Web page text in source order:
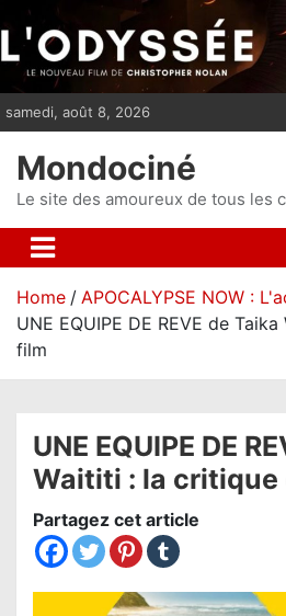
i
p
n
samedi, août 8, 2026
Mondociné
Le site des amoureux de tous les
Home
APOCALYPSE NOW :
UNE EQUIPE DE REVE de
film
UNE EQUIPE DE
Waititi : la critique
Partagez cet article